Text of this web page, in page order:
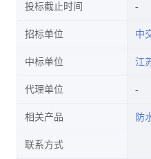
投标截止时间
招标单位 中
中标单位 江
代理单位
相关产品 防
联系方式